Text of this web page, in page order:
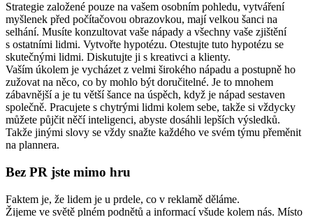
Strategie založené pouze na vašem osobním pohledu, vytváření
myšlenek před počítačovou obrazovkou, mají velkou šanci na
selhání. Musíte konzultovat vaše nápady a všechny vaše zjištění
s ostatními lidmi. Vytvořte hypotézu. Otestujte tuto hypotézu se
skutečnými lidmi. Diskutujte ji s kreativci a klienty.
Vaším úkolem je vycházet z velmi širokého nápadu a postupně ho
zužovat na něco, co by mohlo být doručitelné. Je to mnohem
zábavnější a je tu větší šance na úspěch, když je nápad sestaven
společně. Pracujete s chytrými lidmi kolem sebe, takže si vždycky
můžete půjčit něčí inteligenci, abyste dosáhli lepších výsledků.
Takže jinými slovy se vždy snažte každého ve svém týmu přeměnit
na plannera.
Bez PR jste mimo hru
Faktem je, že lidem je u prdele, co v reklamě děláme.
Žijeme ve světě plném podnětů a informací všude kolem nás. Místo